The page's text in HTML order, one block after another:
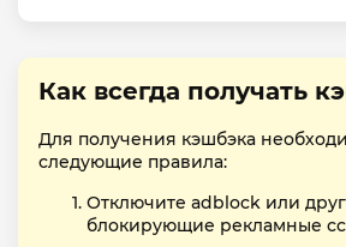
Как всегда получать
Для получения кэшбэка
следующие правила:
Отключите adblock или
блокирующие рекламные